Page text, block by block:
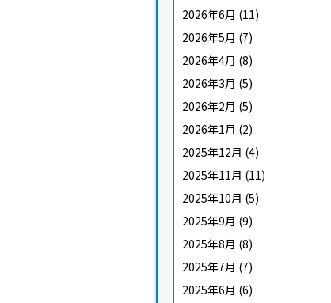
2026年6月 (11)
2026年5月 (7)
2026年4月 (8)
2026年3月 (5)
2026年2月 (5)
2026年1月 (2)
2025年12月 (4)
2025年11月 (11)
2025年10月 (5)
2025年9月 (9)
2025年8月 (8)
2025年7月 (7)
2025年6月 (6)